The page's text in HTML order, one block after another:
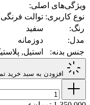
ویژگی‌های اصلی:
نوع کاربری: توالت فرنگی
رنگ:
سفید
مدل:
دوزمانه
جنس بدنه:
استیل,
افزودن به سبد خرید